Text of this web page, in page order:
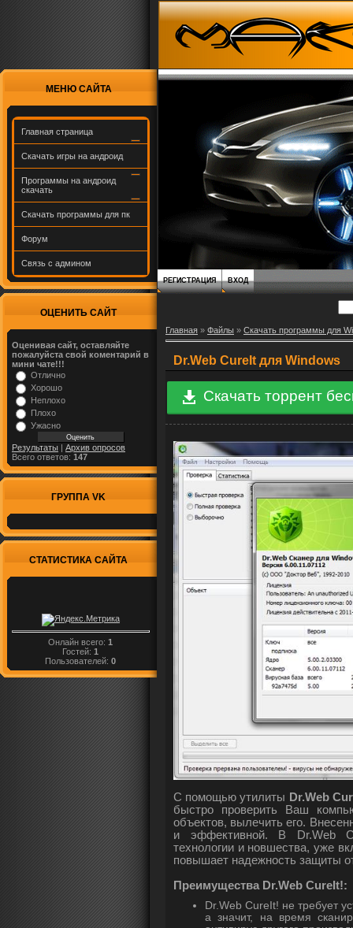
МЕНЮ САЙТА
Главная страница
Скачать игры на андроид
Программы на андроид
скачать
Скачать программы для пк
Форум
Связь с админом
ОЦЕНИТЬ САЙТ
Оценивая сайт, оставляйте
пожалуйста свой коментарий в
мини чате!!!
Отлично
Хорошо
Неплохо
Плохо
Ужасно
Результаты | Архив опросов
Всего ответов: 147
ГРУППА VK
СТАТИСТИКА САЙТА
Онлайн всего:1
Гостей:1
Пользователей:0
РЕГИСТРАЦИЯ ВХОД
Главная » Файлы » Скачать программы для
Dr.Web CureIt для Windows
Скачать торрент
С помощью утилиты Dr.Web
быстро проверить Ваш
объектов, вылечить его.
и эффективной. В Dr.Web
технологии и новшества, уже
повышает надежность защиты
Преимущества Dr.Web CureIt!:
Dr.Web CureIt! не требует
а значит, на время